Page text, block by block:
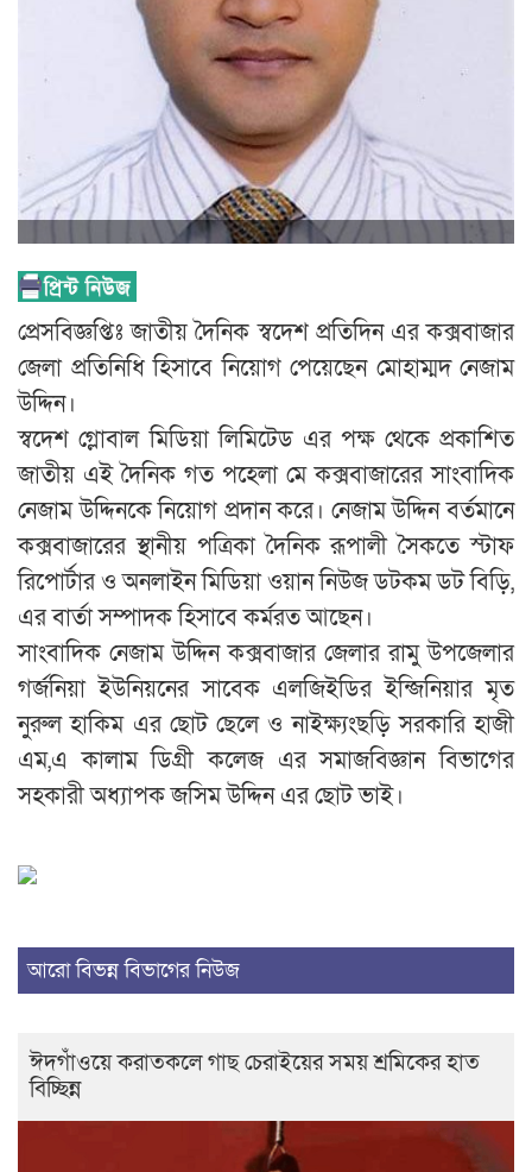
প্রেসবিজ্ঞপ্তিঃ জাতীয় দৈনিক স্বদেশ প্রতিদিন এর কক্সবাজার
জেলা প্রতিনিধি হিসাবে নিয়োগ পেয়েছেন মোহাম্মদ নেজাম
উদ্দিন।
স্বদেশ গ্লোবাল মিডিয়া লিমিটেড এর পক্ষ থেকে প্রকাশিত
জাতীয় এই দৈনিক গত পহেলা মে কক্সবাজারের সাংবাদিক
নেজাম উদ্দিনকে নিয়োগ প্রদান করে। নেজাম উদ্দিন বর্তমানে
কক্সবাজারের স্থানীয় পত্রিকা দৈনিক রূপালী সৈকতে স্টাফ
রিপোর্টার ও অনলাইন মিডিয়া ওয়ান নিউজ ডটকম ডট বিড়ি,
এর বার্তা সম্পাদক হিসাবে কর্মরত আছেন।
সাংবাদিক নেজাম উদ্দিন কক্সবাজার জেলার রামু উপজেলার
গর্জনিয়া ইউনিয়নের সাবেক এলজিইডির ইন্জিনিয়ার মৃত
নুরুল হাকিম এর ছোট ছেলে ও নাইক্ষ্যংছড়ি সরকারি হাজী
এম,এ কালাম ডিগ্রী কলেজ এর সমাজবিজ্ঞান বিভাগের
সহকারী অধ্যাপক জসিম উদ্দিন এর ছোট ভাই।
আরো বিভন্ন বিভাগের নিউজ
ঈদগাঁওয়ে করাতকলে গাছ চেরাইয়ের সময় শ্রমিকের হাত
বিচ্ছিন্ন